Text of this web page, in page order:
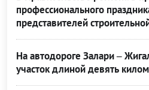
профессионального
представителей
На автодороге Залари –
участок длиной девять